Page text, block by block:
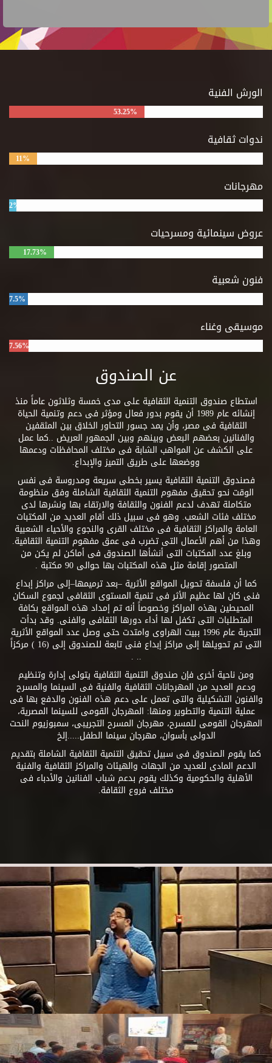
الورش الفنية
53.25%
ندوات ثقافية
11%
مهرجانات
2%
عروض سينمائية ومسرحيات
17.73%
فنون شعبية
7.5%
موسيقى وغناء
7.56%
عن الصندوق
استطاع صندوق التنمية الثقافية على مدى خمسة وثلاثون عاماً منذ
إنشائه عام 1989 أن يقوم بدور فعال ومؤثر فى دعم وتنمية الحياة
الثقافية فى مصر، وأن يمد جسور التحاور الخلاق بين المثقفين
والفنانين بعضهم البعض وبينهم وبين الجمهور العريض ..كما عمل
على الكشف عن المواهب الشابة فى مختلف المحافظات ودعمها
ووضعها على طريق التميز والإبداع.
فصندوق التنمية الثقافية يسير بخطى سريعة ومدروسة فى نفس
الوقت نحو تحقيق مفهوم التنمية الثقافية الشاملة وفق منظومة
متكاملة تهدف لدعم الفنون والثقافة والارتقاء بها ونشرها لدى
مختلف فئات الشعب. وهو فى سبيل ذلك أقام العديد من المكتبات
العامة والمراكز الثقافية فى مختلف القرى والنجوع والأحياء الشعبية
وهذا من أهم الأعمال التى تضرب فى عمق مفهوم التنمية الثقافية.
وبلغ عدد المكتبات التى أنشأها الصندوق فى أماكن لم يكن من
المتصور إقامة مثل هذه المكتبات بها حوالى 90 مكتبة .
كما أن فلسفة تحويل المواقع الأثرية –بعد ترميمها–إلى مراكز إبداع
فنى كان لها عظيم الأثر فى تنمية المستوى الثقافى لجموع السكان
المحيطين بهذه المراكز وخصوصاً أنه تم إمداد هذه المواقع بكافة
المتطلبات التى تكفل لها أداء دورها الثقافى والفنى. وقد بدأت
التجربة عام 1996 ببيت الهراوى وامتدت حتى وصل عدد المواقع الأثرية
التى تم تحويلها إلى مراكز إبداع فنى تابعة للصندوق إلى (16 ) مركزاً
.. .
ومن ناحية أخرى فإن صندوق التنمية الثقافية يتولى إدارة وتنظيم
ودعم العديد من المهرجانات الثقافية والفنية فى السينما والمسرح
والفنون التشكيلية والتى تعمل على دعم هذه الفنون والدفع بها فى
عملية التنمية والتطوير ومنها: المهرجان القومى للسينما المصرية،
المهرجان القومى للمسرح، مهرجان المسرح التجريبى، سمبوزيوم النحت
الدولى بأسوان، مهرجان سينما الطفل.....إلخ
كما يقوم الصندوق فى سبيل تحقيق التنمية الثقافية الشاملة بتقديم
الدعم المادى للعديد من الجهات والهيئات والمراكز الثقافية والفنية
الأهلية والحكومية وكذلك يقوم بدعم شباب الفنانين والأدباء فى
مختلف فروع الثقافة.